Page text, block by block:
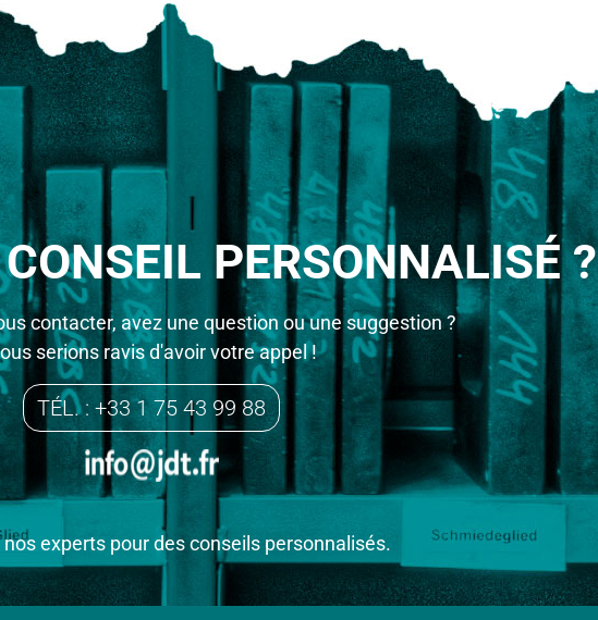
PERSONNALISÉ ?
contacter, avez une question ou une suggestion ?
serions ravis d'avoir votre appel !
TÉL. : +33 1 75 43 99 88
experts pour des conseils personnalisés.